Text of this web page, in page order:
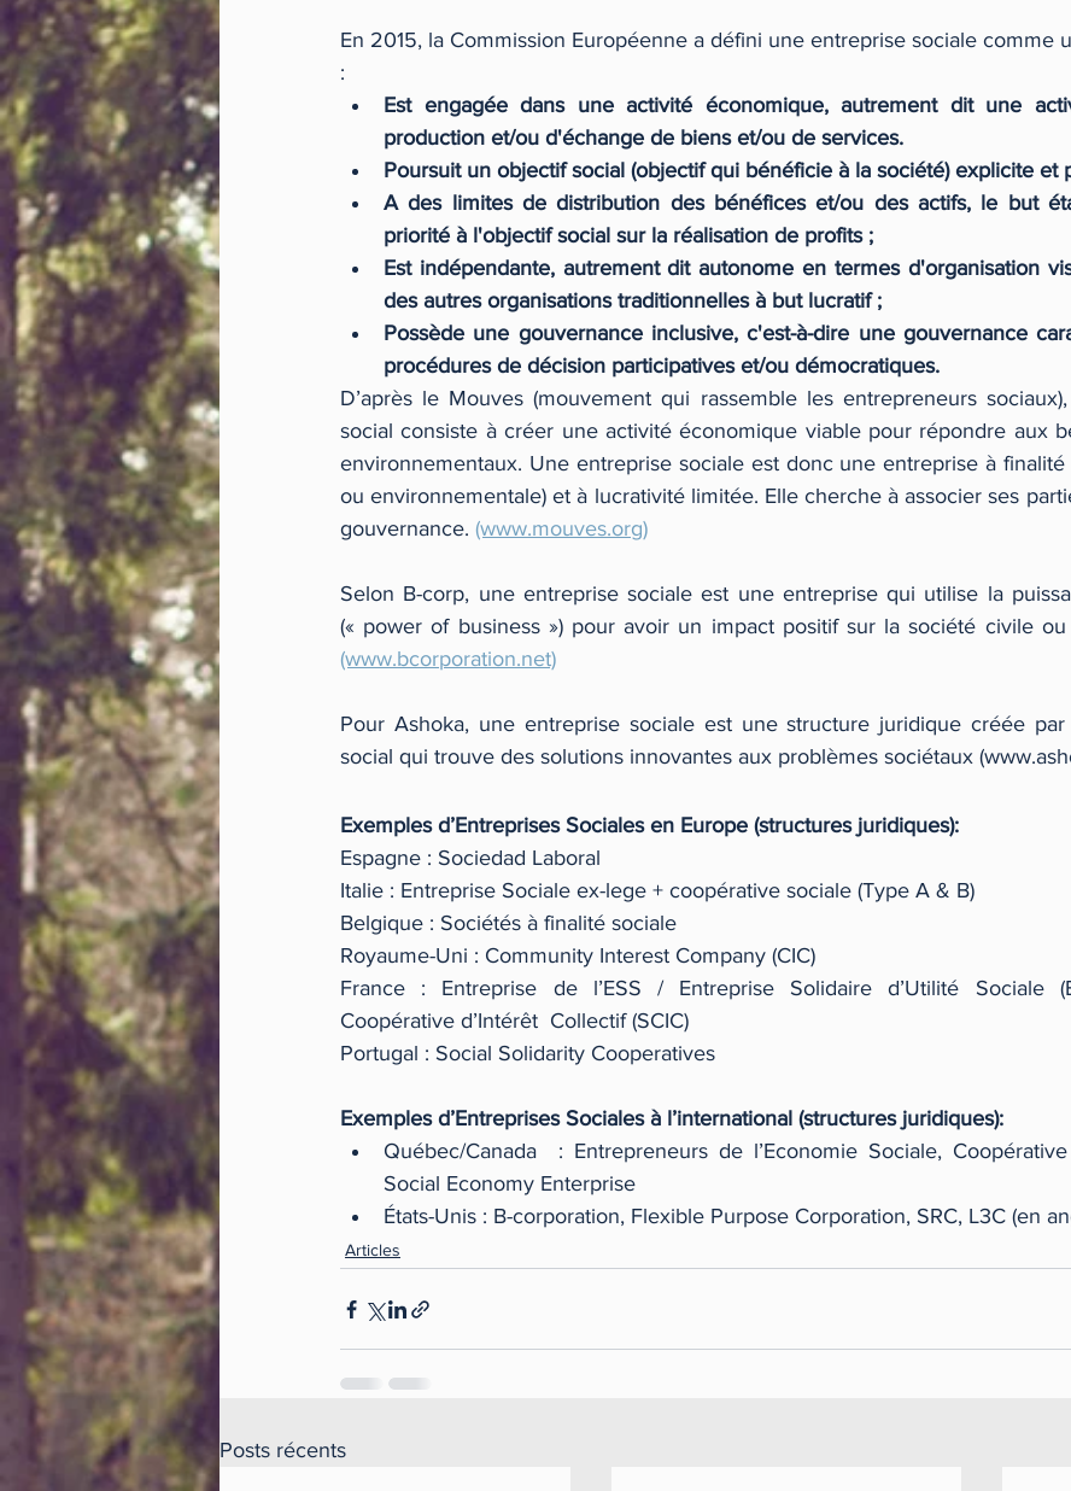
En 2015, la Commission Européenne a défini une entreprise sociale comme
:
Est engagée dans une activité économique, autrement dit une
production et/ou d'échange de biens et/ou de services.
Poursuit un objectif social (objectif qui bénéficie à la société) explicite et
A des limites de distribution des bénéfices et/ou des actifs, le but
priorité à l'objectif social sur la réalisation de profits ;
Est indépendante, autrement dit autonome en termes d'organisation
des autres organisations traditionnelles à but lucratif ;
Possède une gouvernance inclusive, c'est-à-dire une gouvernance
procédures de décision participatives et/ou démocratiques.
D’après le Mouves (mouvement qui rassemble les entrepreneurs sociaux),
social consiste à créer une activité économique viable pour répondre aux
environnementaux. Une entreprise sociale est donc une entreprise à finalité
ou environnementale) et à lucrativité limitée. Elle cherche à associer ses
gouvernance. (www.mouves.org)
Selon B-corp, une entreprise sociale est une entreprise qui utilise la
(www.bcorporation.net)
Pour Ashoka, une entreprise sociale est une structure juridique créée
social qui trouve des solutions innovantes aux problèmes sociétaux
Exemples d’Entreprises Sociales en Europe (structures juridiques):
Espagne : Sociedad Laboral
Italie : Entreprise Sociale ex-lege + coopérative sociale (Type A & B)
Belgique : Sociétés à finalité sociale
Royaume-Uni : Community Interest Company (CIC)
France : Entreprise de l’ESS / Entreprise Solidaire d’Utilité Sociale
Coopérative d’Intérêt  Collectif (SCIC)
Portugal : Social Solidarity Cooperatives
Exemples d’Entreprises Sociales à l’international (structures juridiques):
Québec/Canada  : Entrepreneurs de l’Economie Sociale,
Social Economy Enterprise
États-Unis : B-corporation, Flexible Purpose Corporation, SRC, L3C (en
Articles
Posts récents